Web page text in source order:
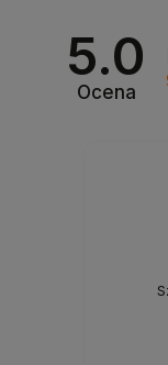
5.0
Ocena